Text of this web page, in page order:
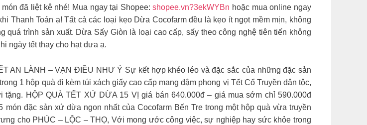
đã liệt kê nhé! Mua ngay tại Shopee:shopee.vn?3ekWYBn hoặc mua online ngay
Thanh Toán ạ! Tất cả các loại kẹo Dừa Cocofarm đều là kẹo ít ngọt mềm mịn, không
trình sản xuất. Dừa Sấy Giòn là loại cao cấp, sấy theo công nghệ tiên tiến không
ngày tết thay cho hạt dưa ạ.
AN LÀNH – VẠN ĐIỀU NHƯ Ý Sự kết hợp khéo léo và đặc sắc của những đặc sản
1 hộp quà đi kèm túi xách giấy cao cấp mang đậm phong vị Tết Cổ Truyền dân tộc,
HỘP QUÀ TẾT XỨ DỪA 15 VỊ giá bán 640.000đ – giá mua sớm chỉ 590.000đ
đặc sản xứ dừa ngon nhất của Cocofarm Bến Tre trong một hộp quà vừa truyền
cho PHÚC – LỘC – THỌ, Với mong ước công việc, sự nghiệp hay sức khỏe trong